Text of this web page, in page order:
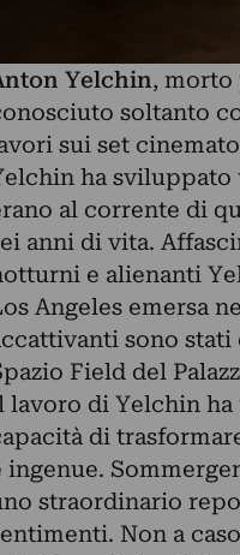
Yelchin, morto
soltanto
sui set
ha sviluppato
al corrente di
anni di vita.
e alienanti
Angeles emersa
sono stati
Field del
lavoro di Yelchin ha
di
ingenue.
straordinario
Non a